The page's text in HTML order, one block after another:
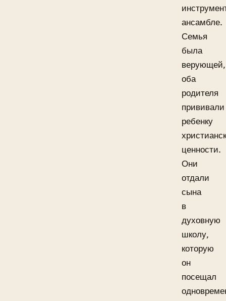
ансамбле.
Семья
была
верующей,
оба
родителя
прививали
ребенку
ценности.
Они
отдали
сына
в
духовную
школу,
которую
он
посещал